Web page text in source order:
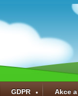
GDPR Akce